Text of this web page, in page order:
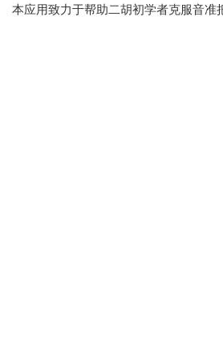
本应用致力于帮助二胡初学者克服音